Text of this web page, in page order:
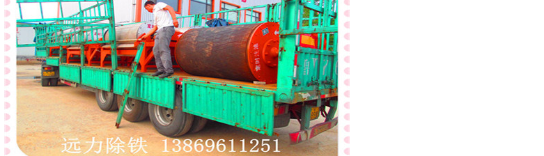
稀土永磁辊式强磁选机 RCT系列全磁永磁滚筒